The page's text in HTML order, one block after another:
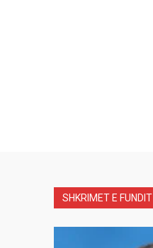
SHKRIMET E FUNDIT